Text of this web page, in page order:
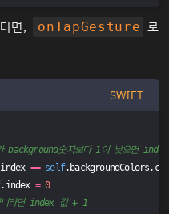
면, onTapGesture 로
SWIFT
background숫자보다 1이 낮으면
== self
.index = 0
라면 index 값 + 1